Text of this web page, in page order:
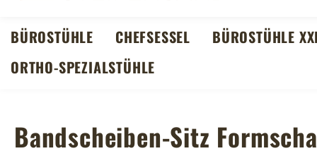
BÜROSTÜHLE CHEFSESSEL BÜROSTÜHLE
ORTHO-SPEZIALSTÜHLE
Bandscheiben-Sitz